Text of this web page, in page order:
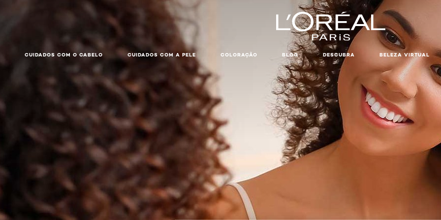
CUIDADOS COM O CABELO CUIDADOS COM A PELE COLORAÇÃO BLOG DESCUBRA BELEZA VIRTUAL